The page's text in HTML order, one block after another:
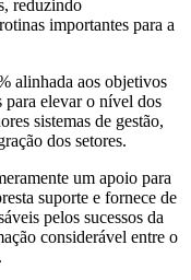
reduzindo
importantes para a
alinhada aos objetivos
para elevar o nível dos
sistemas de gestão,
dos setores.
um apoio para
suporte e fornece de
pelos sucessos da
considerável entre o